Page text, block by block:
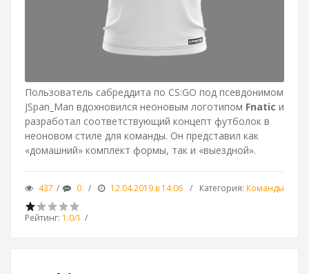
Пользователь сабреддита по CS:GO под псевдонимом
JSpan_Man вдохновился неоновым логотипом Fnatic и
разработал соответствующий концепт футболок в
неоновом стиле для команды. Он представил как
«домашний» комплект формы, так и «выездной».
437 0 12.04.2019 в 14:06 Категория: Команды
Рейтинг: 1.0/1